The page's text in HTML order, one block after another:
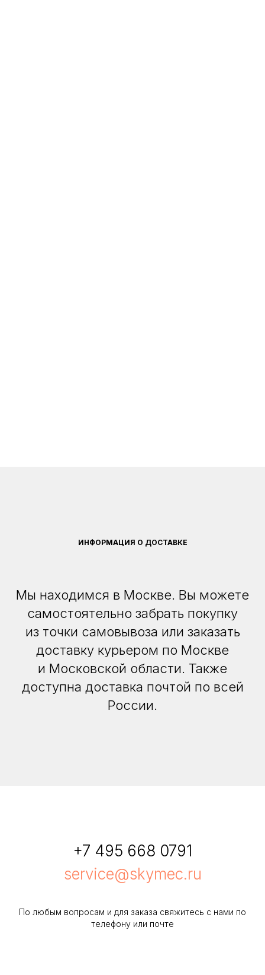
ИНФОРМАЦИЯ О ДОСТАВКЕ
Мы находимся в Москве. Вы можете
самостоятельно забрать покупку
из точки самовывоза или заказать
доставку курьером по Москве
и Московской области. Также
доступна доставка почтой по всей
России.
+7 495 668 0791
service@skymec.ru
По любым вопросам и для заказа свяжитесь с нами по
телефону или почте